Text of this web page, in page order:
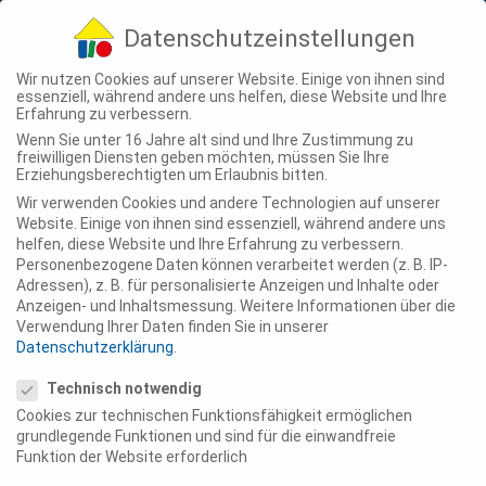
Zukunftsweisendes
Wohnprojekt „Op’n Holm eG“ in
Heide-Süderholm –
Presseinformation
26 Feb., 2026|Presse
Datenschutzeinstellungen
Wir nutzen Cookies auf unserer Website. Einige von ihnen sind
essenziell, während andere uns helfen, diese Website und Ihre
Erfahrung zu verbessern.
Wenn Sie unter 16 Jahre alt sind und Ihre Zustimmung zu
freiwilligen Diensten geben möchten, müssen Sie Ihre
Erziehungsberechtigten um Erlaubnis bitten.
Wir verwenden Cookies und andere Technologien auf unserer
Website. Einige von ihnen sind essenziell, während andere uns
helfen, diese Website und Ihre Erfahrung zu verbessern.
Personenbezogene Daten können verarbeitet werden (z. B. IP-
Adressen), z. B. für personalisierte Anzeigen und Inhalte oder
Anzeigen- und Inhaltsmessung. Weitere Informationen über die
Verwendung Ihrer Daten finden Sie in unserer
Datenschutzerklärung
Technisch notwendig
Cookies zur technischen Funktionsfähigkeit ermöglichen
grundlegende Funktionen und sind für die einwandfreie
Funktion der Website erforderlich